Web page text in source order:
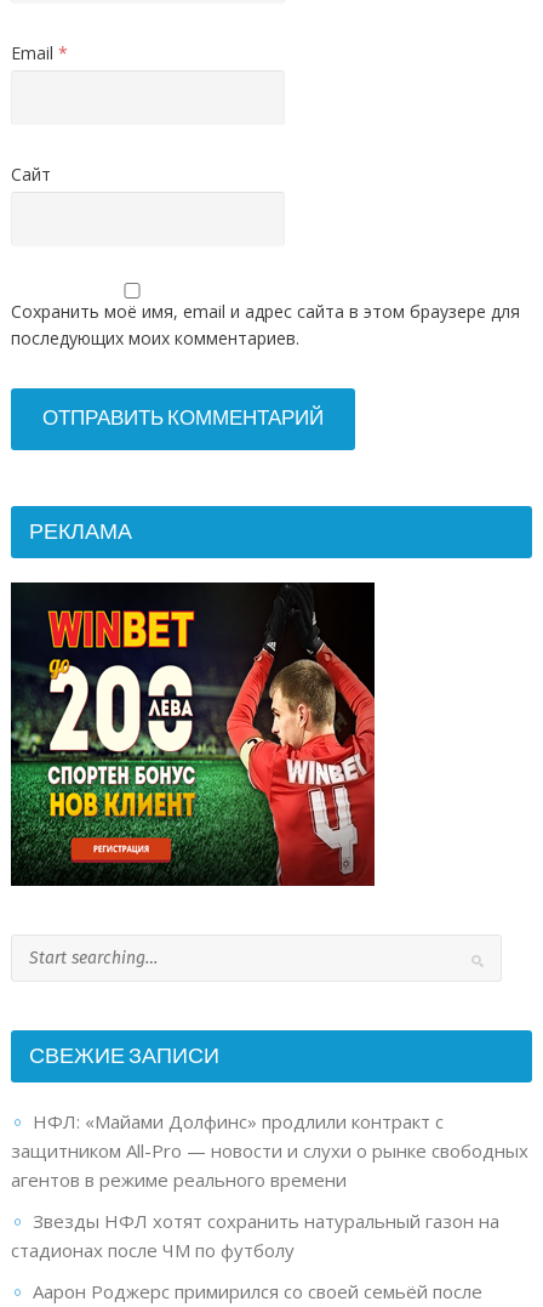
Email *
Сайт
Сохранить моё имя, email и адрес сайта в этом браузере для
последующих моих комментариев.
РЕКЛАМА
СВЕЖИЕ ЗАПИСИ
НФЛ: «Майами Долфинс» продлили контракт с
защитником All-Pro — новости и слухи о рынке свободных
агентов в режиме реального времени
Звезды НФЛ хотят сохранить натуральный газон на
стадионах после ЧМ по футболу
Аарон Роджерс примирился со своей семьёй после